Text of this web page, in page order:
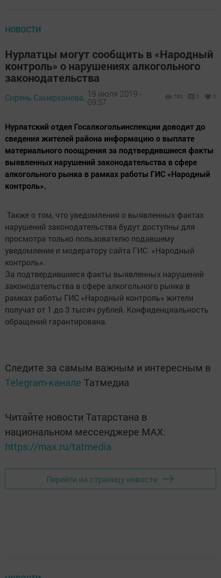
НОВОСТИ
Нурлатцы могут сообщить в «Народный
контроль» о нарушениях алкогольного
законодательства
Сирень Самерханова, 19 июля 2019 -
09:37
760 0 0
Нурлатский отдел Госалкогольинспекции доводит до
сведения жителей района информацию о выплате
материального поощрения за подтвердившиеся факты
выявленных нарушений законодательства в сфере
алкогольного рынка в рамках работы ГИС «Народный
контроль».
Также о том, что уведомления о выявленных фактах
нарушений законодательства будут доступны для
просмотра только пользователю подавшему
уведомление и модератору сайта ГИС «Народный
контроль».
За подтвердившиеся факты выявленных нарушений
законодательства в сфере алкогольного рынка в
рамках работы ГИС «Народный контроль» жители
получат от 1 до 3 тысяч рублей. Конфиденциальность
обращений гарантирована.
Следите за самым важным и интересным в
Telegram-канале Татмедиа
Читайте новости Татарстана в
национальном мессенджере MАХ:
https://max.ru/tatmedia
Перейти на страницу новости